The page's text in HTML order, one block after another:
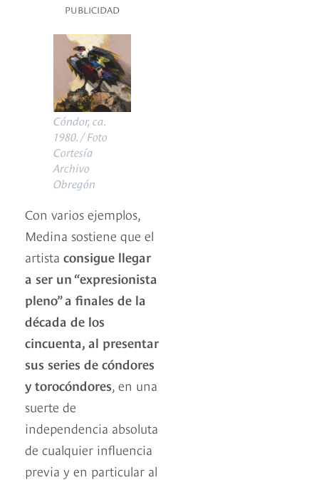
PUBLICIDAD
Cóndor, ca.
1980. / Foto
Cortesía
Archivo
Obregón
Con varios ejemplos,
Medina sostiene que el
artista consigue llegar
a ser un “expresionista
pleno” a finales de la
década de los
cincuenta, al presentar
sus series de cóndores
y torocóndores , en una
suerte de
independencia absoluta
de cualquier influencia
previa y en particular al